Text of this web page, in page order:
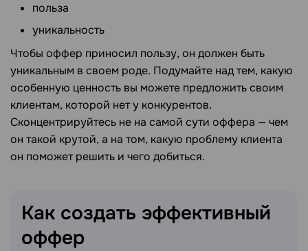
польза
уникальность
Чтобы оффер приносил пользу, он должен быть
уникальным в своем роде. Подумайте над тем, какую
особенную ценность вы можете предложить своим
клиентам, которой нет у конкурентов.
Сконцентрируйтесь не на самой сути оффера — чем
он такой крутой, а на том, какую проблему клиента
он поможет решить и чего добиться.
Как создать эффективный
оффер